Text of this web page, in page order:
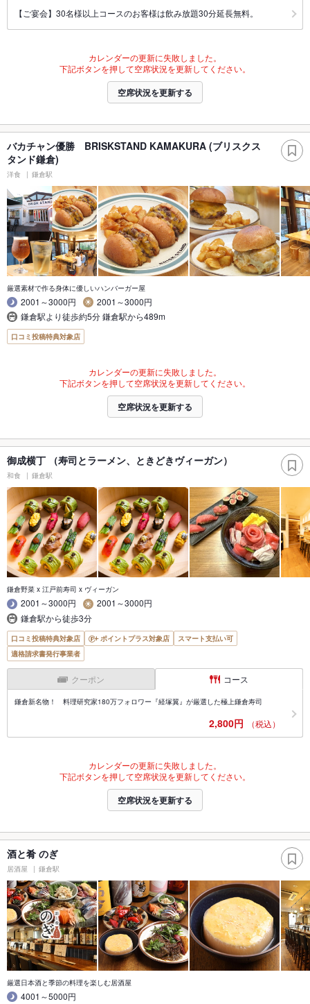
【ご宴会】30名様以上コースのお客様は飲み放題30分延長無料。
カレンダーの更新に失敗しました。
下記ボタンを押して空席状況を更新してください。
空席状況を更新する
バカチャン優勝 BRISKSTAND KAMAKURA (ブリスクス
タンド鎌倉)
洋食 鎌倉駅
厳選素材で作る身体に優しいハンバーガー屋
2001～3000円
2001～3000円
鎌倉駅より徒歩約5分 鎌倉駅から489m
口コミ投稿特典対象店
カレンダーの更新に失敗しました。
下記ボタンを押して空席状況を更新してください。
空席状況を更新する
御成横丁 （寿司とラーメン、ときどきヴィーガン）
和食 鎌倉駅
鎌倉野菜 x 江戸前寿司 x ヴィーガン
2001～3000円
2001～3000円
鎌倉駅から徒歩3分
口コミ投稿特典対象店 ポイントプラス対象店
スマート支払い可
適格請求書発行事業者
クーポン コース
鎌倉新名物！ 料理研究家180万フォロワー『経塚翼』が厳選した極上鎌倉寿司
2,800円 （税込）
カレンダーの更新に失敗しました。
下記ボタンを押して空席状況を更新してください。
空席状況を更新する
酒と肴 のぎ
居酒屋 鎌倉駅
厳選日本酒と季節の料理を楽しむ居酒屋
4001～5000円